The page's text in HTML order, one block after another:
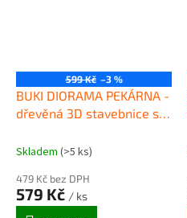
599 Kč –3 %
BUKI DIORAMA PEKÁRNA -
dřevěná 3D stavebnice s
Skladem (>5 ks)
479 Kč bez DPH
579 Kč / ks